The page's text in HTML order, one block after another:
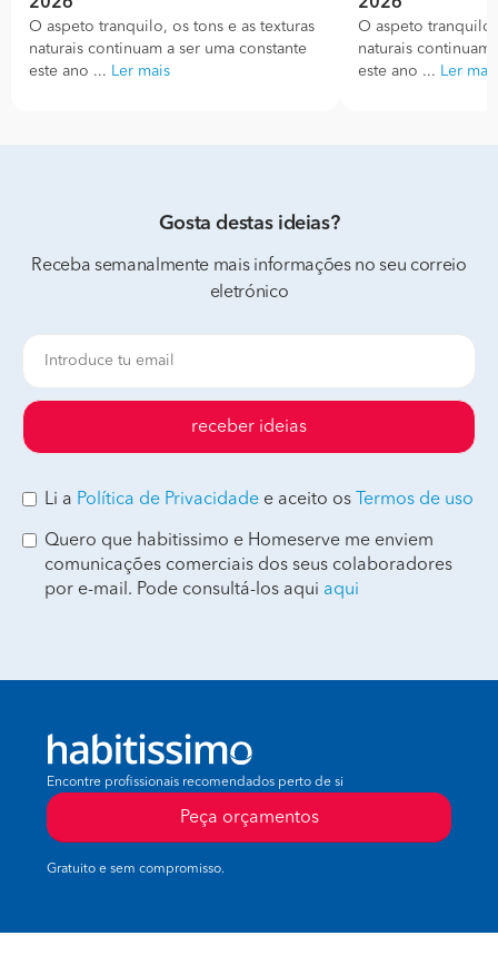
O aspeto tranquilo, os tons e as texturas
naturais continuam a ser uma constante
este ano ... Ler mais
O aspeto
naturais continuam
este ano ... Ler mais
Gosta destas ideias?
Receba semanalmente mais informações no seu correio
eletrónico
receber ideias
Li a Política de Privacidade e aceito os Termos de uso
Quero que habitissimo e Homeserve me enviem
comunicações comerciais dos seus colaboradores
por e-mail. Pode consultá-los aqui aqui
Encontre profissionais recomendados perto de si
Peça orçamentos
Gratuito e sem compromisso.